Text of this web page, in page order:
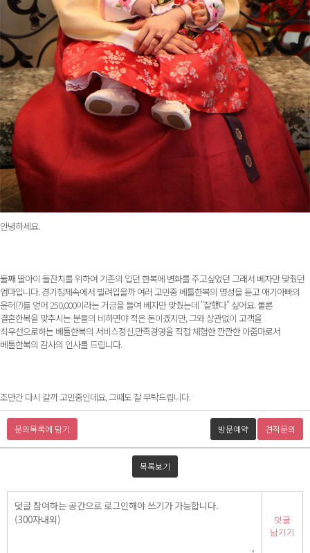
안녕하세요.
둘째 딸아이 돌잔치를 위하여 기존의 입던 한복에 변화를 주고싶었던 그래서 베자만 맞췄던
엄마입니다. 경기침체속에서 빌려입을까 여러 고민중 베틀한복의 명성을 듣고 애기아빠의
윤허(?)를 얻어 250,000이라는 거금을 들여 베자만 맞췄는데 "잘했다" 싶어요. 물론
결혼한복을 맞추시는 분들의 비하면야 적은 돈이겠지만, 그와 상관없이 고객을
최우선으로하는 베틀한복의 서비스정신,만족경영을 직접 체험한 깐깐한 아줌마로서
베틀한복의 감사의 인사를 드립니다.
조만간 다시 갈까 고민중인데요, 그때도 잘 부탁드립니다.
문의목록에 담기 방문예약 견적문의
목록보기
덧글
남기기